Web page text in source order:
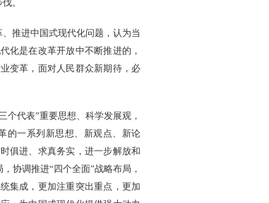
。
推进中国式现代化问题，认为当
化是在改革开放中不断推进的，
变革，面对人民群众新期待，必
代表”重要思想、科学发展观，
的一系列新思想、新观点、新论
俱进、求真务实，进一步解放和
协调推进“四个全面”战略布局，
集成，更加注重突出重点，更加